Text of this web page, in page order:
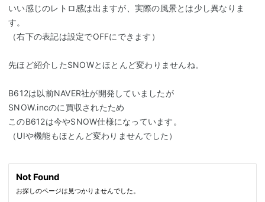
いい感じのレトロ感は出ますが、実際の風景とは少し異なりま
す。
（右下の表記は設定でOFFにできます）
先ほど紹介したSNOWとほとんど変わりませんね。
B612は以前NAVER社が開発していましたが
SNOW.incのに買収されたため
このB612は今やSNOW仕様になっています。
（UIや機能もほとんど変わりませんでした）